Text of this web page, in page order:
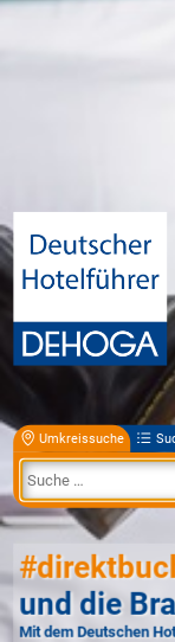
Umkreissuche
und die
Mit dem Deutschen